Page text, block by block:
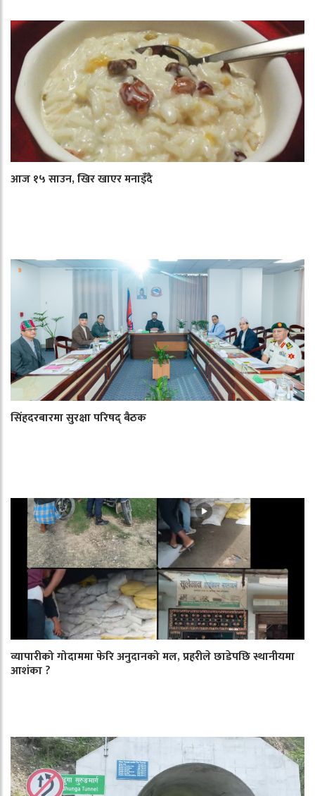
आज १५ साउन, खिर खाएर मनाइँदै
सिंहदरबारमा सुरक्षा परिषद् बैठक
व्यापारीको गोदाममा फेरि अनुदानको मल, प्रहरीले छाडेपछि स्थानीयमा
आशंका ?